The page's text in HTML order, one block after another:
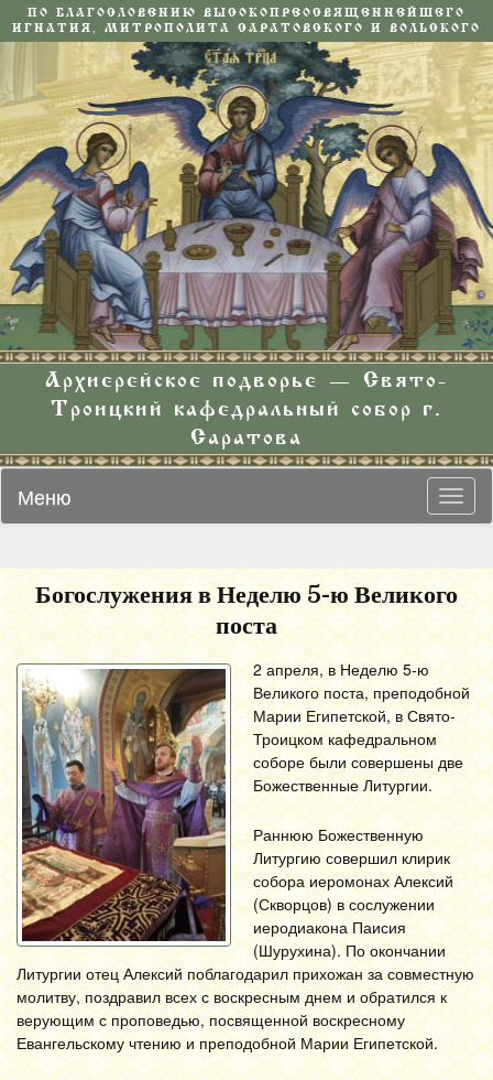
ПО БЛАГОСЛОВЕНИЮ ВЫСОКОПРЕОСВЯЩЕННЕЙШЕГО
ИГНАТИЯ, МИТРОПОЛИТА САРАТОВСКОГО И ВОЛЬСКОГО
Архиерейское подворье — Свято-
Троицкий кафедральный собор г.
Саратова
Меню
Богослужения в Неделю 5-ю Великого
поста
2 апреля, в Неделю 5-ю
Великого поста, преподобной
Марии Египетской, в Свято-
Троицком кафедральном
соборе были совершены две
Божественные Литургии.
Раннюю Божественную
Литургию совершил клирик
собора иеромонах Алексий
(Скворцов) в сослужении
иеродиакона Паисия
(Шурухина). По окончании
Литургии отец Алексий поблагодарил прихожан за совместную
молитву, поздравил всех с воскресным днем и обратился к
верующим с проповедью, посвященной воскресному
Евангельскому чтению и преподобной Марии Египетской.